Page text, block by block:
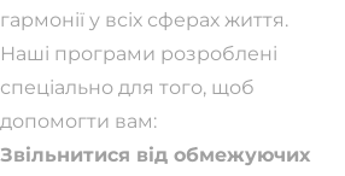
гармонії у всіх сферах життя.
Наші програми розроблені
спеціально для того, щоб
допомогти вам:
Звільнитися від обмежуючих